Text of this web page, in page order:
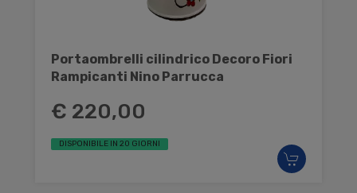
Portaombrelli cilindrico Decoro Fiori
Rampicanti Nino Parrucca
€ 220,00
DISPONIBILE IN 20 GIORNI